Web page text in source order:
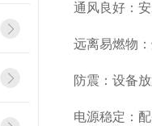
通风良好：
远离易燃物
防震：设备
电源稳定：